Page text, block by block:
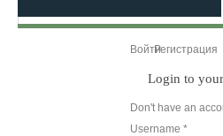
ВойтиРегистрация
Login to
Don't have an
Username *